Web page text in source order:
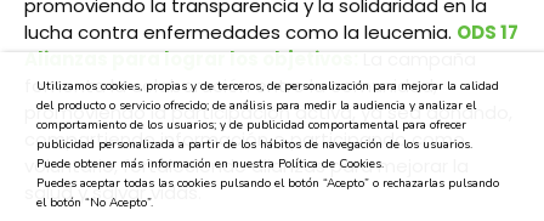
promoviendo la transparencia y la solidaridad en la
lucha contra enfermedades como la leucemia. ODS 17
Alianzas para lograr los objetivos:La campaña
fomenta la colaboración entre la comunidad,
promoviendo la participación activa, ya sea donando,
compartiendo información o participando como
voluntario, fortaleciendo alianzas para mejorar la
salud y salvar vidas.
Utilizamos cookies, propias y de terceros, de personalización para mejorar la calidad
del producto o servicio ofrecido; de análisis para medir la audiencia y analizar el
comportamiento de los usuarios; y de publicidad comportamental para ofrecer
publicidad personalizada a partir de los hábitos de navegación de los usuarios.
Puede obtener más información en nuestra Política de Cookies.
Puedes aceptar todas las cookies pulsando el botón “Acepto” o rechazarlas pulsando
el botón “No Acepto”.